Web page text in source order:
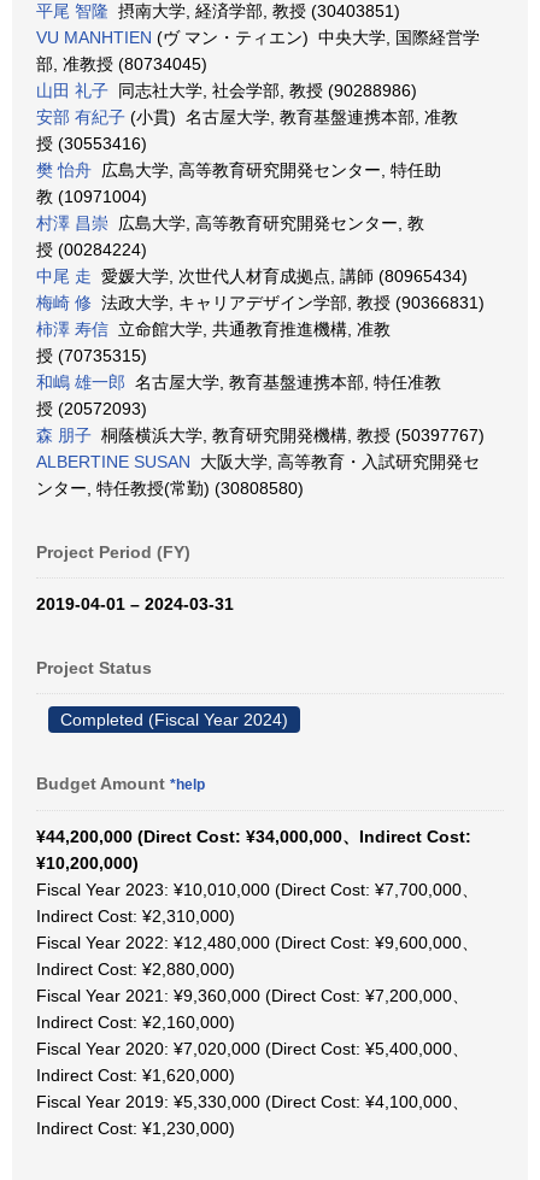
平尾 智隆 摂南大学, 経済学部, 教授 (30403851)
VU MANHTIEN (ヴ マン・ティエン) 中央大学, 国際経営学
部, 准教授 (80734045)
山田 礼子 同志社大学, 社会学部, 教授 (90288986)
安部 有紀子 (小貫) 名古屋大学, 教育基盤連携本部, 准教
授 (30553416)
樊 怡舟 広島大学, 高等教育研究開発センター, 特任助
教 (10971004)
村澤 昌崇 広島大学, 高等教育研究開発センター, 教
授 (00284224)
中尾 走 愛媛大学, 次世代人材育成拠点, 講師 (80965434)
梅崎 修 法政大学, キャリアデザイン学部, 教授 (90366831)
柿澤 寿信 立命館大学, 共通教育推進機構, 准教
授 (70735315)
和嶋 雄一郎 名古屋大学, 教育基盤連携本部, 特任准教
授 (20572093)
森 朋子 桐蔭横浜大学, 教育研究開発機構, 教授 (50397767)
ALBERTINE SUSAN 大阪大学, 高等教育・入試研究開発セ
ンター, 特任教授(常勤) (30808580)
Project Period (FY)
2019-04-01 – 2024-03-31
Project Status
Completed (Fiscal Year 2024)
Budget Amount *help
¥44,200,000 (Direct Cost: ¥34,000,000、Indirect Cost:
¥10,200,000)
Fiscal Year 2023: ¥10,010,000 (Direct Cost: ¥7,700,000、
Indirect Cost: ¥2,310,000)
Fiscal Year 2022: ¥12,480,000 (Direct Cost: ¥9,600,000、
Indirect Cost: ¥2,880,000)
Fiscal Year 2021: ¥9,360,000 (Direct Cost: ¥7,200,000、
Indirect Cost: ¥2,160,000)
Fiscal Year 2020: ¥7,020,000 (Direct Cost: ¥5,400,000、
Indirect Cost: ¥1,620,000)
Fiscal Year 2019: ¥5,330,000 (Direct Cost: ¥4,100,000、
Indirect Cost: ¥1,230,000)